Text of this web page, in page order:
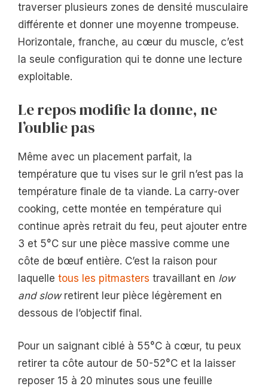
traverser plusieurs zones de densité musculaire
différente et donner une moyenne trompeuse.
Horizontale, franche, au cœur du muscle, c’est
la seule configuration qui te donne une lecture
exploitable.
Le repos modifie la donne, ne
l’oublie pas
Même avec un placement parfait, la
température que tu vises sur le gril n’est pas la
température finale de ta viande. La carry-over
cooking, cette montée en température qui
continue après retrait du feu, peut ajouter entre
3 et 5°C sur une pièce massive comme une
côte de bœuf entière. C’est la raison pour
laquelle tous les pitmasters travaillant en low
and slowretirent leur pièce légèrement en
dessous de l’objectif final.
Pour un saignant ciblé à 55°C à cœur, tu peux
retirer ta côte autour de 50-52°C et la laisser
reposer 15 à 20 minutes sous une feuille